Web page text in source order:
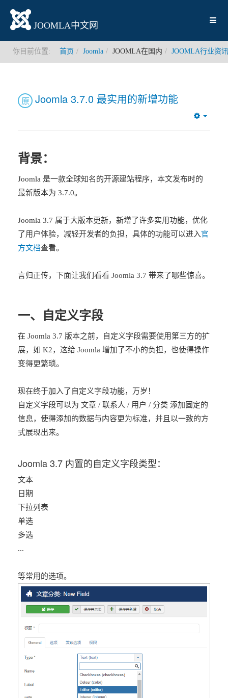
JOOMLA中文网
你目前位置: 首页 Joomla JOOMLA在国内 JOOMLA行业资讯
Joomla 3.7.0 最实用的新增功能
原
背景：
Joomla 是一款全球知名的开源建站程序，本文发布时的
最新版本为 3.7.0。
Joomla 3.7 属于大版本更新，新增了许多实用功能，优化
了用户体验，减轻开发者的负担，具体的功能可以进入官
方文档查看。
言归正传，下面让我们看看 Joomla 3.7 带来了哪些惊喜。
一、自定义字段
在 Joomla 3.7 版本之前，自定义字段需要使用第三方的扩
展，如 K2，这给 Joomla 增加了不小的负担，也使得操作
变得更繁琐。
现在终于加入了自定义字段功能，万岁！
自定义字段可以为 文章 / 联系人 / 用户 / 分类 添加固定的
信息，使得添加的数据与内容更为标准，并且以一致的方
式展现出来。
Joomla 3.7 内置的自定义字段类型：
文本
日期
下拉列表
单选
多选
...
等常用的选项。